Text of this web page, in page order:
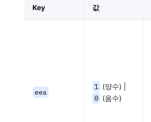
Key 값
eea
1 (양수) |
0 (음수)